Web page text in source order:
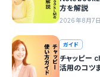
方を解説
2026年8月7日
ガイド
チャッピー
活用のコツ